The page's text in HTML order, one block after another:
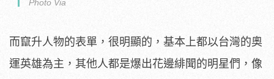
Photo Via
而竄升人物的表單，很明顯的，基本上都以台灣的奧
運英雄為主，其他人都是爆出花邊緋聞的明星們，像